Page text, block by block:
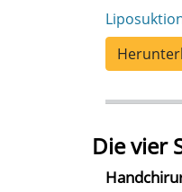
Die vier